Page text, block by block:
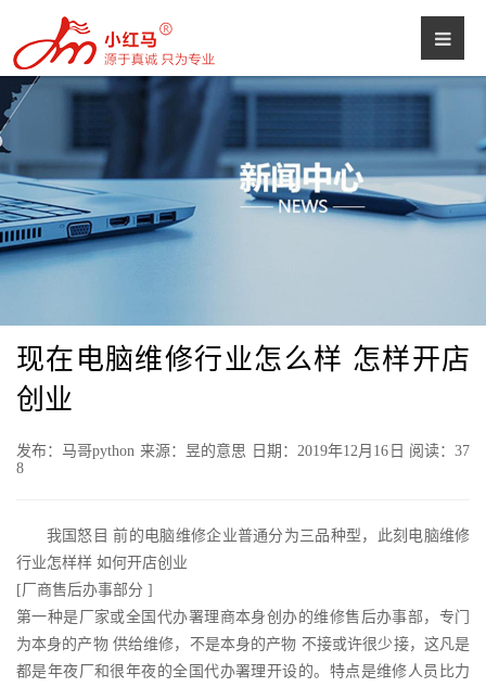
现在电脑维修行业怎么样 怎样开店
创业
发布：马哥python 来源：昱的意思 日期：2019年12月16日 阅读：37
8
我国怒目 前的电脑维修企业普通分为三品种型，此刻电脑维修
行业怎样样 如何开店创业
[厂商售后办事部分 ]
第一种是厂家或全国代办署理商本身创办的维修售后办事部，专门
为本身的产物 供给维修，不是本身的产物 不接或许很少接，这凡是
都是年夜厂和很年夜的全国代办署理开设的。特点是维修人员比力